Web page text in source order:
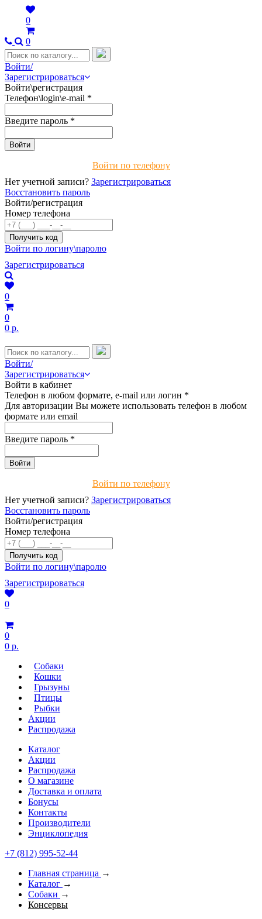
0
0
Войти/
Зарегистрироваться
Войти\регистрация
Телефон\login\e-mail *
Введите пароль *
Войти по телефону
Нет учетной записи? Зарегистрироваться
Восстановить пароль
Войти/регистрация
Номер телефона
Войти по логину\паролю
Зарегистрироваться
0
0
0 р.
Войти/
Зарегистрироваться
Войти в кабинет
Телефон в любом формате, e-mail или логин *
Для авторизации Вы можете использовать телефон в любом
формате или email
Введите пароль *
Войти по телефону
Нет учетной записи? Зарегистрироваться
Восстановить пароль
Войти/регистрация
Номер телефона
Войти по логину\паролю
Зарегистрироваться
0
0
0 р.
Собаки
Кошки
Грызуны
Птицы
Рыбки
Акции
Распродажа
Каталог
Акции
Распродажа
О магазине
Доставка и оплата
Бонусы
Контакты
Производители
Энциклопедия
+7 (812) 995-52-44
Главная страница →
Каталог →
Собаки →
Консервы